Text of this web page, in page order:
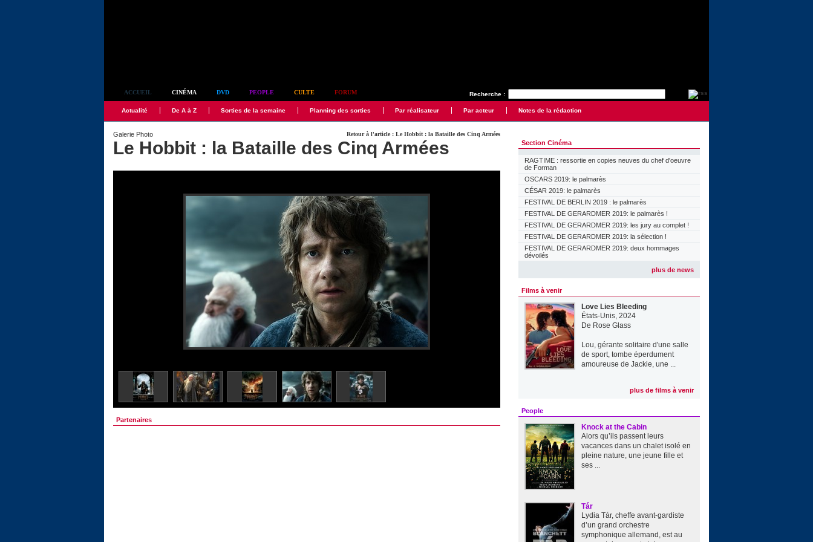
Recherche :
ACCUEIL CINÉMA DVD PEOPLE CULTE FORUM
Actualité De A à Z Sorties de la semaine Planning des sorties Par réalisateur Par acteur Notes de la rédaction
Retour à l'article : Le Hobbit : la Bataille des Cinq Armées
Galerie Photo
Le Hobbit : la Bataille des Cinq Armées
Partenaires
Section Cinéma
RAGTIME : ressortie en copies neuves du chef d'oeuvre
de Forman
OSCARS 2019: le palmarès
CÉSAR 2019: le palmarès
FESTIVAL DE BERLIN 2019 : le palmarès
FESTIVAL DE GERARDMER 2019: le palmarès !
FESTIVAL DE GERARDMER 2019: les jury au complet !
FESTIVAL DE GERARDMER 2019: la sélection !
FESTIVAL DE GERARDMER 2019: deux hommages
dévoilés
plus de news
Films à venir
Love Lies Bleeding
États-Unis, 2024
De Rose Glass
Lou, gérante solitaire d'une salle
de sport, tombe éperdument
amoureuse de Jackie, une ...
plus de films à venir
People
Knock at the Cabin
Alors qu’ils passent leurs
vacances dans un chalet isolé en
pleine nature, une jeune fille et
ses ...
Tár
Lydia Tár, cheffe avant-gardiste
d’un grand orchestre
symphonique allemand, est au